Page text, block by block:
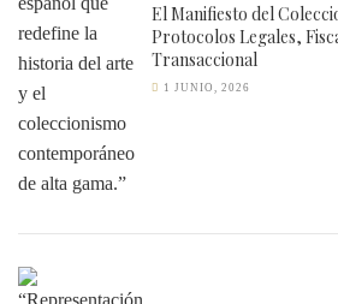
El Manifiesto del
Protocolos Legales,
Transaccional
1 JUNIO, 2026